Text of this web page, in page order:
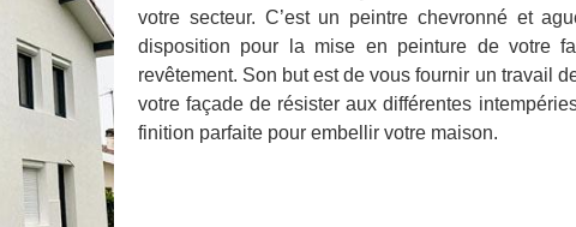
votre secteur. C’est un peintre chevronné et
disposition pour la mise en peinture de votre
revêtement. Son but est de vous fournir un travail
votre façade de résister aux différentes
finition parfaite pour embellir votre maison.